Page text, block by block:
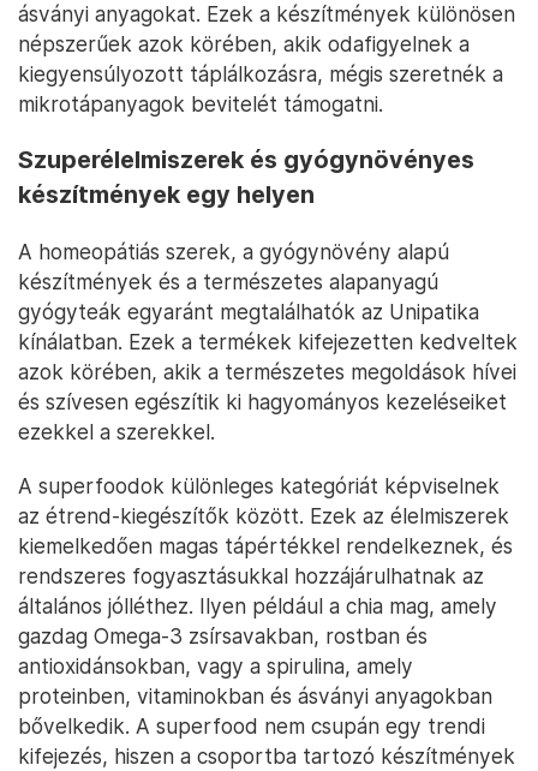
ásványi anyagokat. Ezek a készítmények különösen
népszerűek azok körében, akik odafigyelnek a
kiegyensúlyozott táplálkozásra, mégis szeretnék a
mikrotápanyagok bevitelét támogatni.
Szuperélelmiszerek és gyógynövényes
készítmények egy helyen
A homeopátiás szerek, a gyógynövény alapú
készítmények és a természetes alapanyagú
gyógyteák egyaránt megtalálhatók az Unipatika
kínálatban. Ezek a termékek kifejezetten kedveltek
azok körében, akik a természetes megoldások hívei
és szívesen egészítik ki hagyományos kezeléseiket
ezekkel a szerekkel.
A superfoodok különleges kategóriát képviselnek
az étrend-kiegészítők között. Ezek az élelmiszerek
kiemelkedően magas tápértékkel rendelkeznek, és
rendszeres fogyasztásukkal hozzájárulhatnak az
általános jólléthez. Ilyen például a chia mag, amely
gazdag Omega-3 zsírsavakban, rostban és
antioxidánsokban, vagy a spirulina, amely
proteinben, vitaminokban és ásványi anyagokban
bővelkedik. A superfood nem csupán egy trendi
kifejezés, hiszen a csoportba tartozó készítmények